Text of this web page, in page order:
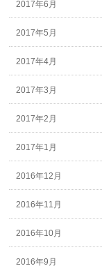
2017年6月
2017年5月
2017年4月
2017年3月
2017年2月
2017年1月
2016年12月
2016年11月
2016年10月
2016年9月